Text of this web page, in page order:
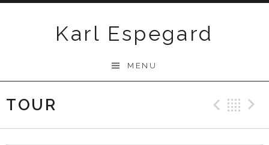
Karl Espegard
MENU
TOUR